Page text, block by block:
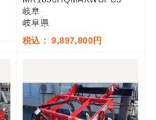
岐阜
岐阜県
税込： 9,897,800円